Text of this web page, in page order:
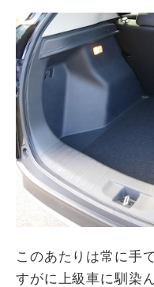
このあたりは常に手
すがに上級車に馴染